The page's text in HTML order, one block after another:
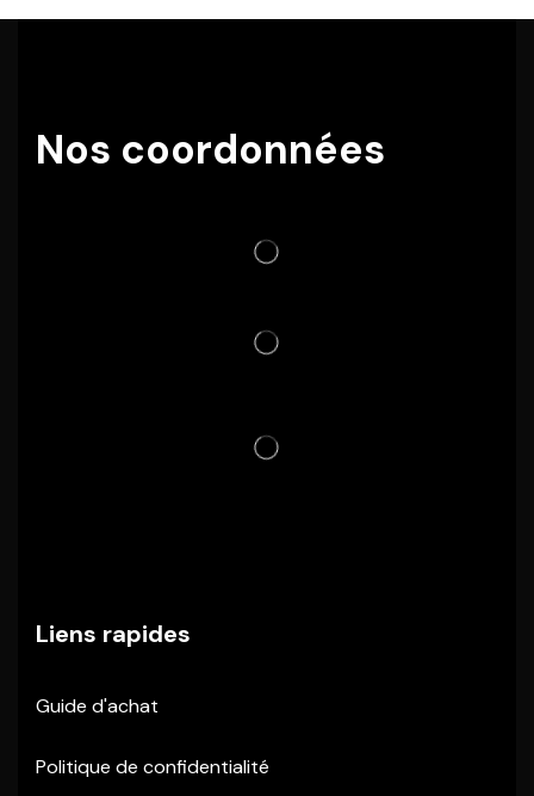
Nos coordonnées
Liens rapides
Guide d'achat
Politique de confidentialité